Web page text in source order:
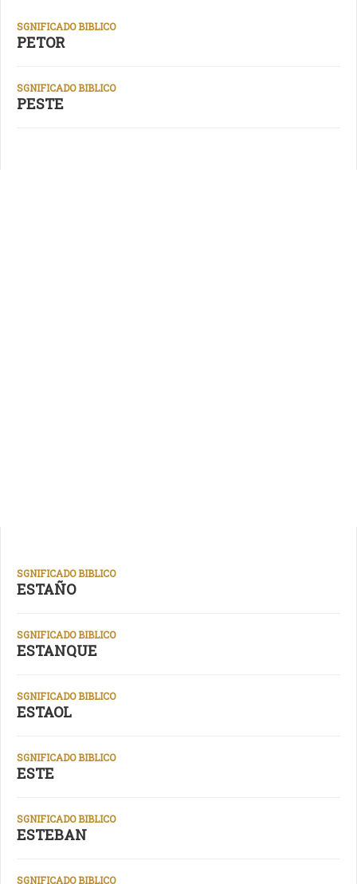
SGNIFICADO BIBLICO
PETOR
SGNIFICADO BIBLICO
PESTE
SGNIFICADO BIBLICO
ESTAÑO
SGNIFICADO BIBLICO
ESTANQUE
SGNIFICADO BIBLICO
ESTAOL
SGNIFICADO BIBLICO
ESTE
SGNIFICADO BIBLICO
ESTEBAN
SGNIFICADO BIBLICO